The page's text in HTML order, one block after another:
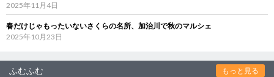
2025年11月4日
春だけじゃもったいないさくらの名所、加治川で秋のマルシェ
2025年10月23日
ふむふむ もっと見る